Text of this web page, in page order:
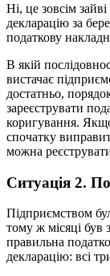
Ні, це зовсім
декларацію за
податкову
В якій
вистачає
достатньо,
зареєструвати
коригування.
спочатку
можна
Ситуація 2.
Підприємством
тому ж місяці був
правильна
декларацію: всі